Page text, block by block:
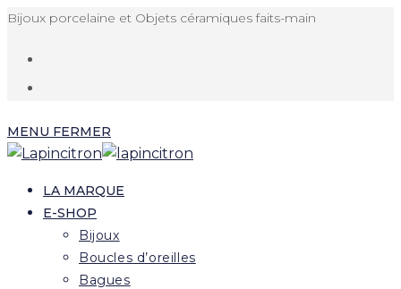
Skip
content
Bijoux porcelaine et Objets céramiques faits-main
MENU FERMER
LA MARQUE
E-SHOP
Bijoux
Boucles d’oreilles
Bagues